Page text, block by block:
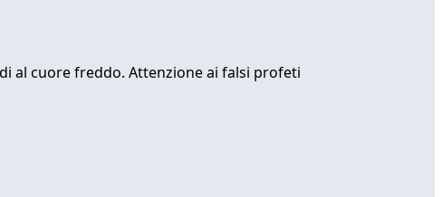
al cuore freddo. Attenzione ai falsi profeti